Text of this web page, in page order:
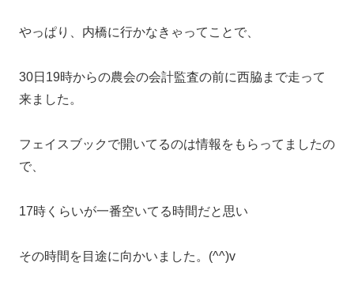
やっぱり、内橋に行かなきゃってことで、
30日19時からの農会の会計監査の前に西脇まで走って
来ました。
フェイスブックで開いてるのは情報をもらってましたの
で、
17時くらいが一番空いてる時間だと思い
その時間を目途に向かいました。(^^)v